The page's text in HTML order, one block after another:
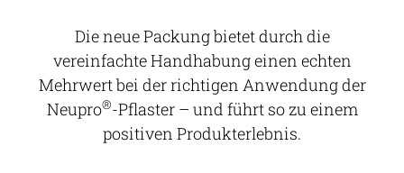
Die neue Packung bietet durch die
vereinfachte Handhabung einen echten
Mehrwert bei der richtigen Anwendung der
Neupro®-Pflaster – und führt so zu einem
positiven Produkterlebnis.